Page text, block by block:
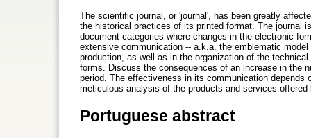
The scientific journal, or 'journal', has been greatly
the historical practices of its printed format. The journal
document categories where changes in the electronic
extensive communication -- a.k.a. the emblematic
production, as well as in the organization of the
forms. Discuss the consequences of an increase in the
period. The effectiveness in its communication
meticulous analysis of the products and services offered
Portuguese abstract